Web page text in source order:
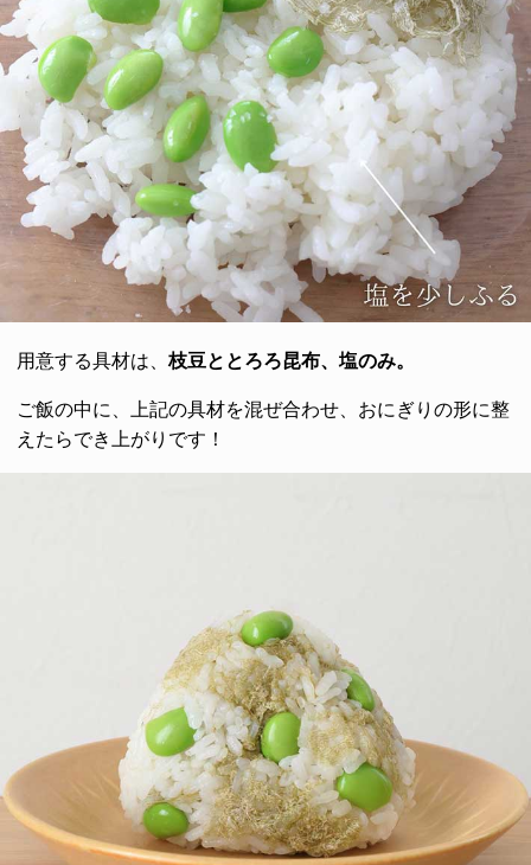
用意する具材は、 枝豆ととろろ昆布、塩のみ。
ご飯の中に、上記の具材を混ぜ合わせ、おにぎりの形に整
えたらでき上がりです！